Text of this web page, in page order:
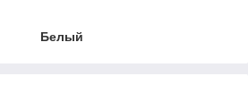
Белый